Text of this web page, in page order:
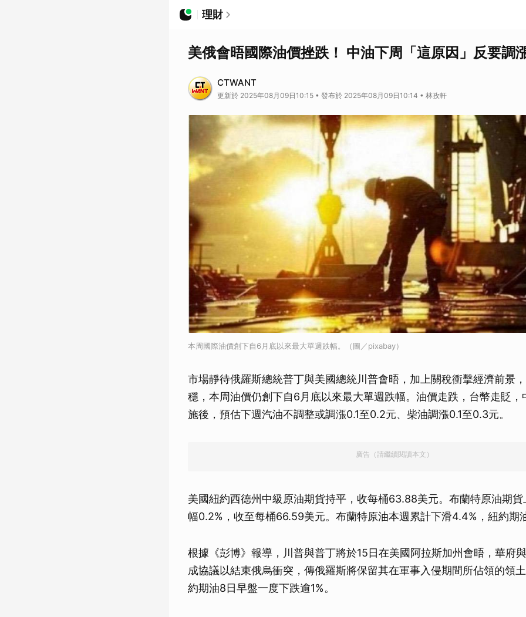
理財
美俄會晤國際油價挫跌！ 中油下周「這原因」反要調
CTWANT
更新於 2025年08月09日10:15 • 發布於 2025年08月09日10:14 • 林孜軒
本周國際油價創下自6月底以來最大單週跌幅。（圖／pixabay）
市場靜待俄羅斯總統普丁與美國總統川普會晤，加上關稅衝擊經濟前景
穩，本周油價仍創下自6月底以來最大單週跌幅。油價走跌，台幣走貶，
施後，預估下週汽油不調整或調漲0.1至0.2元、柴油調漲0.1至0.3元。
廣告（請繼續閱讀本文）
美國紐約西德州中級原油期貨持平，收每桶63.88美元。布蘭特原油期
幅0.2%，收至每桶66.59美元。布蘭特原油本週累計下滑4.4%，紐約期
根據《彭博》報導，川普與普丁將於15日在美國阿拉斯加州會晤，華府
成協議以結束俄烏衝突，傳俄羅斯將保留其在軍事入侵期間所佔領的領
約期油8日早盤一度下跌逾1%。